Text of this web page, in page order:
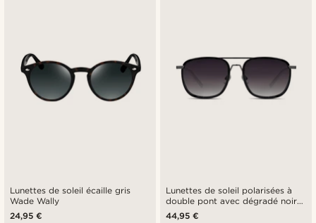
Lunettes de soleil écaille gris
Wade Wally
24,95 €
Lunettes de soleil polarisées à
double pont avec dégradé noir
et bleu
44,95 €